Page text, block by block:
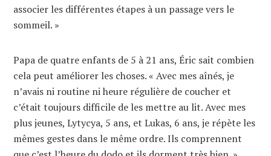
associer les différentes étapes à un passage vers le
sommeil. »
Papa de quatre enfants de 5 à 21 ans, Éric sait combien
cela peut améliorer les choses. « Avec mes aînés, je
n’avais ni routine ni heure régulière de coucher et
c’était toujours difficile de les mettre au lit. Avec mes
plus jeunes, Lytycya, 5 ans, et Lukas, 6 ans, je répète les
mêmes gestes dans le même ordre. Ils comprennent